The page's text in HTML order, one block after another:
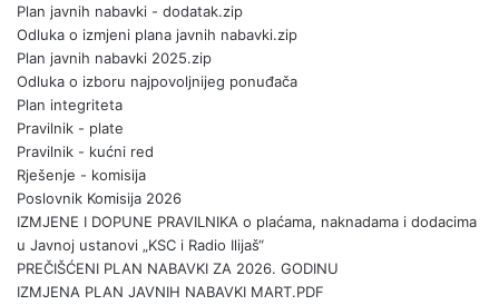
Plan javnih nabavki - dodatak.zip
Odluka o izmjeni plana javnih nabavki.zip
Plan javnih nabavki 2025.zip
Odluka o izboru najpovoljnijeg ponuđača
Plan integriteta
Pravilnik - plate
Pravilnik - kućni red
Rješenje - komisija
Poslovnik Komisija 2026
IZMJENE I DOPUNE PRAVILNIKA o plaćama, naknadama i dodacima
u Javnoj ustanovi „KSC i Radio Ilijaš“
PREČIŠĆENI PLAN NABAVKI ZA 2026. GODINU
IZMJENA PLAN JAVNIH NABAVKI MART.PDF